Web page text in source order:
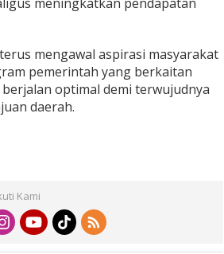
mengawal aspirasi masyarakat
pemerintah yang berkaitan
optimal demi terwujudnya
daerah.
Kami